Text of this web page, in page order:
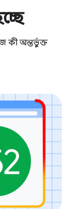
কী অন্তর্ভুক্ত